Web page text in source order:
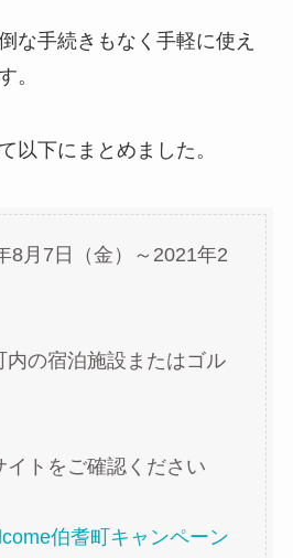
な手続きもなく手軽に使え
。
以下にまとめました。
8月7日（金）～2021年2
内の宿泊施設またはゴル
イトをご確認ください
伯耆町キャンペーン